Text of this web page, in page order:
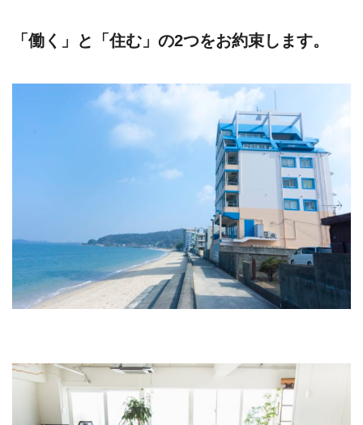
「働く」と「住む」の2つをお約束します。